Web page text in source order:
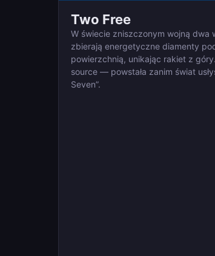
Two Free
W świecie zniszczonym wojną dwa
zbierają energetyczne diamenty
powierzchnią, unikając rakiet z
source — powstała zanim świat
Seven”.